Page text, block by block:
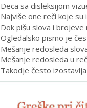
Deca sa disleksijom
Najviše one reči koje su
Dok pišu slova i
Ogledalsko pismo je
Mešanje redosleda
Mešanje redosleda u
Takodje često